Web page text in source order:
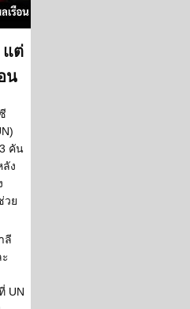
แต่
น
คัน
ง
วย
ลี
UN